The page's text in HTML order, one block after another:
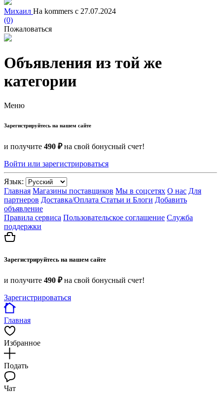
Михаил На kommers с 27.07.2024
(0)
Пожаловаться
Объявления из той же
категории
Меню
Зарегистрируйтесь на нашем сайте
и получите 490 ₽на свой бонусный счет!
Войти или зарегистрироваться
Язык:
Главная Магазины поставщиков Мы в соцсетях О нас Для
партнеров Доставка/Оплата Статьи и Блоги Добавить
объявление
Правила сервиса Пользовательское соглашение Служба
поддержки
Зарегистрируйтесь на нашем сайте
и получите 490 ₽на свой бонусный счет!
Зарегистрироваться
Главная
Избранное
Подать
Чат